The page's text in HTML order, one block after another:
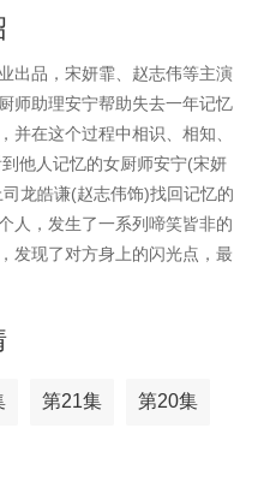
出品，宋妍霏、赵志伟等主演
师助理安宁帮助失去一年记忆
并在这个过程中相识、相知、
他人记忆的女厨师安宁(宋妍
龙皓谦(赵志伟饰)找回记忆的
人，发生了一系列啼笑皆非的
发现了对方身上的闪光点，最
第21集 第20集